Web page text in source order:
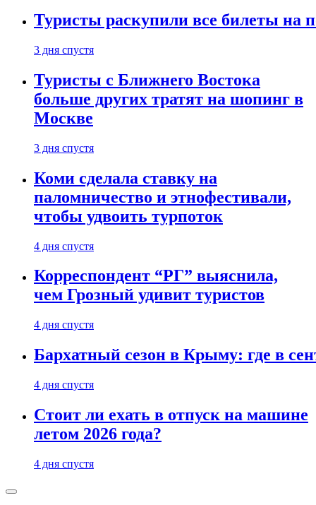
Туристы раскупили все билеты на
3 дня спустя
Туристы с Ближнего Востока
больше других тратят на шопинг в
Москве
3 дня спустя
Коми сделала ставку на
паломничество и этнофестивали,
чтобы удвоить турпоток
4 дня спустя
Корреспондент “РГ” выяснила,
чем Грозный удивит туристов
4 дня спустя
Бархатный сезон в Крыму: где в
4 дня спустя
Стоит ли ехать в отпуск на машине
летом 2026 года?
4 дня спустя